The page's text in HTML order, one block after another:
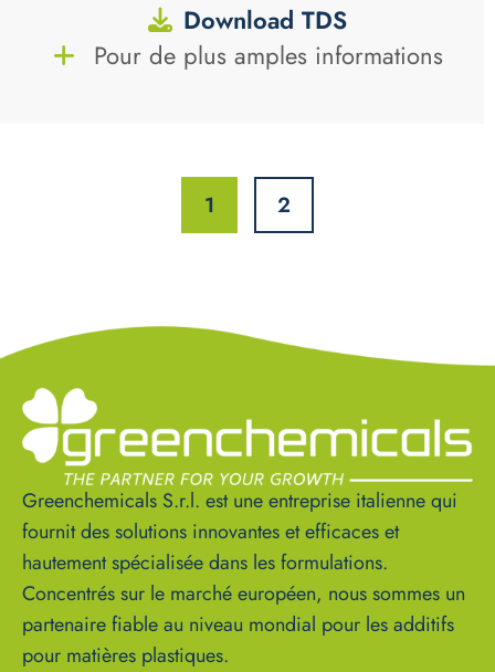
Download TDS
Pour de plus amples informations
1 2
Greenchemicals S.r.l. est une entreprise italienne qui
fournit des solutions innovantes et efficaces et
hautement spécialisée dans les formulations.
Concentrés sur le marché européen, nous sommes un
partenaire fiable au niveau mondial pour les additifs
pour matières plastiques.